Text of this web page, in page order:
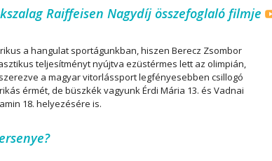
Raiffeisen Nagydíj összefoglaló filmje
a hangulat sportágunkban, hiszen Berecz Zsombor
teljesítményt nyújtva ezüstérmes lett az olimpián,
a magyar vitorlássport legfényesebben csillogó
érmét, de büszkék vagyunk Érdi Mária 13. és Vadnai
18. helyezésére is.